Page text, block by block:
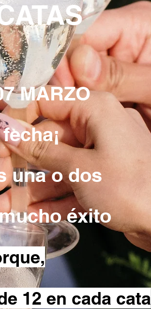
MARZO
una o dos
éxito
12 en cada cata